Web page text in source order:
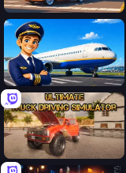
Drift Parking
Idle Airport Tycoon
Ultimate Truck Driving Simulator 2020